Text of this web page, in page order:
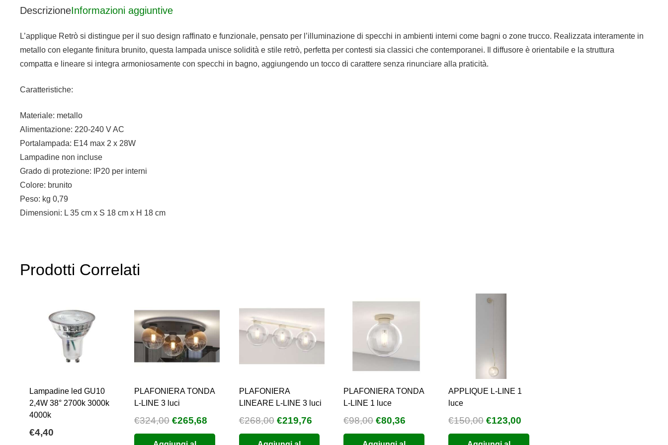
DescrizioneInformazioni aggiuntive
L’applique Retrò si distingue per il suo design raffinato e funzionale, pensato per l’illuminazione di specchi in ambienti interni come bagni o zone trucco. Realizzata interamente in
metallo con elegante finitura brunito, questa lampada unisce solidità e stile retrò, perfetta per contesti sia classici che contemporanei. Il diffusore è orientabile e la struttura
compatta e lineare si integra armoniosamente con specchi in bagno, aggiungendo un tocco di carattere senza rinunciare alla praticità.
Caratteristiche:
Materiale: metallo
Alimentazione: 220-240 V AC
Portalampada: E14 max 2 x 28W
Lampadine non incluse
Grado di protezione: IP20 per interni
Colore: brunito
Peso: kg 0,79
Dimensioni: L 35 cm x S 18 cm x H 18 cm
Prodotti Correlati
Lampadine led GU10
2,4W 38° 2700k 3000k
4000k
€4,40
PLAFONIERA TONDA
L-LINE 3 luci
€324,00 Il
prezzo
€265,68Il
prezzo
PLAFONIERA
LINEARE L-LINE 3 luci
€268,00 Il
prezzo
€219,76Il
prezzo
PLAFONIERA TONDA
L-LINE 1 luce
€98,00 Il
prezzo
€80,36
prezzo
APPLIQUE L-LINE 1
luce
€150,00 Il
prezzo
€123,00Il
prezzo